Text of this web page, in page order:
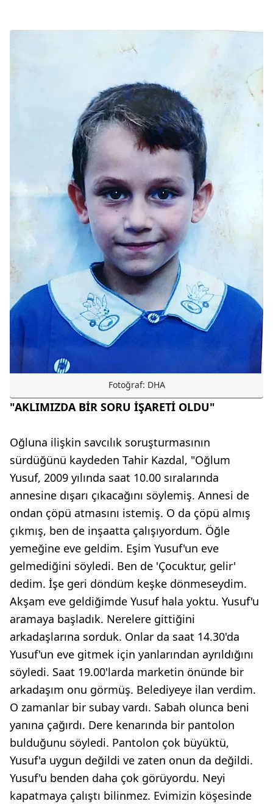
Fotoğraf: DHA
"AKLIMIZDA BİR SORU İŞARETİ OLDU"
Oğluna ilişkin savcılık soruşturmasının
sürdüğünü kaydeden Tahir Kazdal, "Oğlum
Yusuf, 2009 yılında saat 10.00 sıralarında
annesine dışarı çıkacağını söylemiş. Annesi de
ondan çöpü atmasını istemiş. O da çöpü almış
çıkmış, ben de inşaatta çalışıyordum. Öğle
yemeğine eve geldim. Eşim Yusuf'un eve
gelmediğini söyledi. Ben de 'Çocuktur, gelir'
dedim. İşe geri döndüm keşke dönmeseydim.
Akşam eve geldiğimde Yusuf hala yoktu. Yusuf'u
aramaya başladık. Nerelere gittiğini
arkadaşlarına sorduk. Onlar da saat 14.30'da
Yusuf'un eve gitmek için yanlarından ayrıldığını
söyledi. Saat 19.00'larda marketin önünde bir
arkadaşım onu görmüş. Belediyeye ilan verdim.
O zamanlar bir subay vardı. Sabah olunca beni
yanına çağırdı. Dere kenarında bir pantolon
bulduğunu söyledi. Pantolon çok büyüktü,
Yusuf'a uygun değildi ve zaten onun da değildi.
Yusuf'u benden daha çok görüyordu. Neyi
kapatmaya çalıştı bilinmez. Evimizin köşesinde